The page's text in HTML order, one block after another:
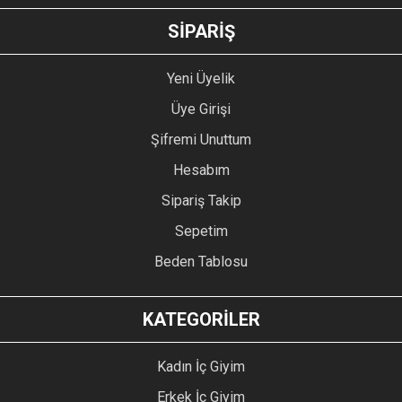
GÖNDER
SİPARİŞ
Yeni Üyelik
Üye Girişi
Şifremi Unuttum
Hesabım
Sipariş Takip
Sepetim
Beden Tablosu
KATEGORİLER
Kadın İç Giyim
Erkek İç Giyim